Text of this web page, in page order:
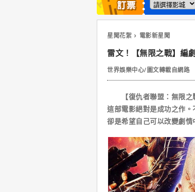
星聞花絮 電影新星聞
雷文！【無限之戰】編
世界娛樂中心/圖文轉載自網路
【復仇者聯盟：無限之
這部電影絕對是成功之作
卻是希望自己可以改變劇情